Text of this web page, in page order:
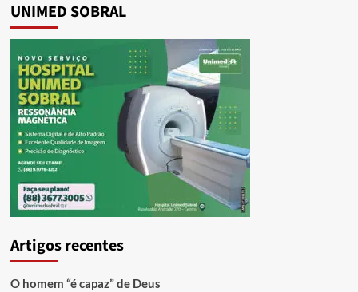
UNIMED SOBRAL
Artigos recentes
O homem “é capaz” de Deus